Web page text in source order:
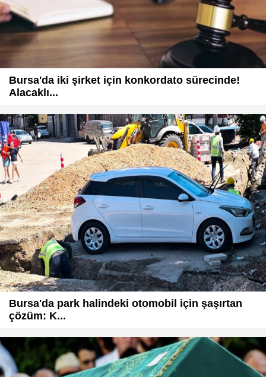
Bursa'da iki şirket için konkordato sürecinde!
Alacaklı...
Bursa'da park halindeki otomobil için şaşırtan
çözüm: K...